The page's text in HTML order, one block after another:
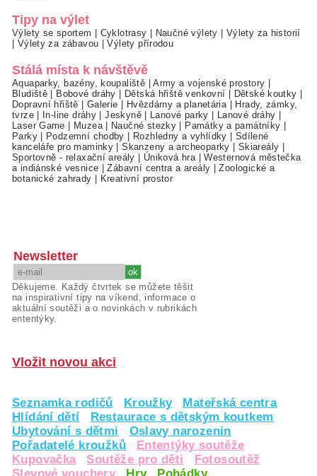
Tipy na výlet
Výlety se sportem Cyklotrasy Naučné výlety
Výlety za historií
Výlety za zábavou |Výlety přírodou
Stálá místa k návštěvě
Aquaparky, bazény, koupaliště |Army a vojenské prostory
Bludiště
Bobové dráhy Dětská hřiště venkovní Dětské koutky
Dopravní hřiště
Galerie Hvězdárny a planetária|
Hrady, zámky,
tvrze| In-line dráhy |Jeskyně| Lanové parky Lanové dráhy
Laser Game
Muzea| Naučné stezky Památky a památníky
Parky| Podzemní chodby Rozhledny a vyhlídky
Sdílené
kanceláře pro maminky |Skanzeny a archeoparky Skiareály
Sportovně - relaxační areály
Úniková hra|Westernová městečka
a indiánské vesnice |Zábavní centra a areály |Zoologické a
botanické zahrady
Kreativní prostor
Newsletter
Děkujeme. Každý čtvrtek se můžete těšit
na inspirativní tipy na víkend, informace o
aktuální soutěži a o novinkách v rubrikách
ententýky.
Vložit novou akci
Seznamka rodičů Kroužky
Mateřská centra
Hlídání dětí
Restaurace s dětským koutkem
Ubytování s dětmi
Oslavy narozenin
Pořadatelé kroužků
Ententýky soutěže
Kupovačka
Soutěže pro děti
Fotosoutěž